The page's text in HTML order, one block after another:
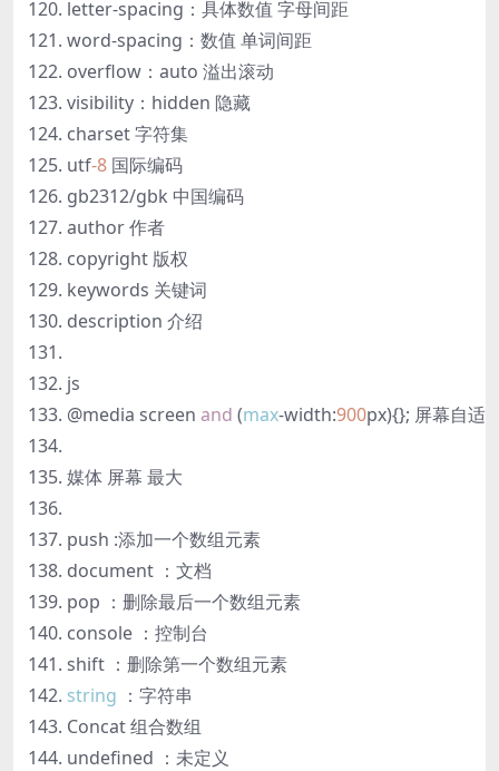
letter-spacing：具体数值 字母间距
word-spacing：数值 单词间距
overflow：auto 溢出滚动
visibility：hidden 隐藏
charset 字符集
utf-8 国际编码
gb2312/gbk 中国编码
author 作者
copyright 版权
keywords 关键词
description 介绍
js
@media screen and (max-width:900px){}; 屏幕自适
媒体 屏幕 最大
push :添加一个数组元素
document ：文档
pop ：删除最后一个数组元素
console ：控制台
shift ：删除第一个数组元素
string ：字符串
Concat 组合数组
undefined ：未定义